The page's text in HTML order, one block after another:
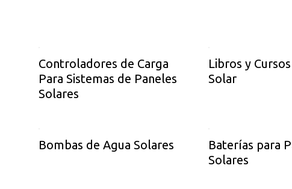
Controladores de Carga
Para Sistemas de Paneles
Solares
Libros y
Solar
Bombas de Agua Solares
Baterías para
Solares